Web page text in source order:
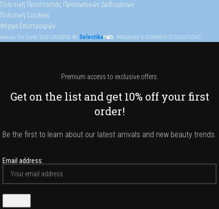
Πολιτική Προστασίας Προσωπικών Δεδομένων
Πολιτική Cookies
Φόρμα Επιστροφών
Heaven On Earth 2023 CREATED BY SelectikaFWD. PREMIUM E-COMMERCE SOLUTIONS.
Premium access to exclusive offers.
Get on the list and get 10% off your first
order!
Be the first to learn about our latest arrivals and new beauty trends.
Email address: